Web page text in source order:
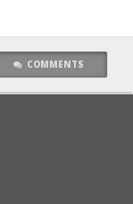
COMMENTS